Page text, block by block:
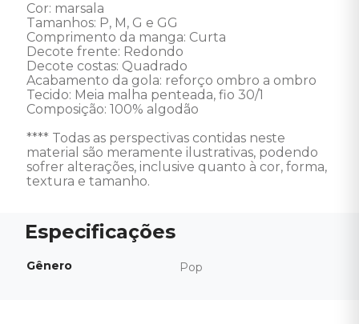
Cor: marsala
Tamanhos: P, M, G e GG
Comprimento da manga: Curta
Decote frente: Redondo
Decote costas: Quadrado
Acabamento da gola: reforço ombro a ombro
Tecido: Meia malha penteada, fio 30/1
Composição: 100% algodão
**** Todas as perspectivas contidas neste
material são meramente ilustrativas, podendo
sofrer alterações, inclusive quanto à cor, forma,
textura e tamanho.
Gênero Pop